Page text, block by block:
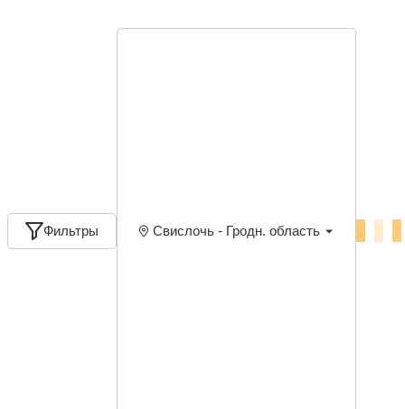
Фильтры Свислочь - Гродн. область